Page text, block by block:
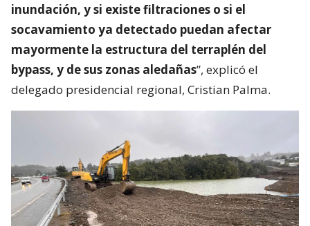
inundación, y si existe filtraciones o si el
socavamiento ya detectado puedan afectar
mayormente la estructura del terraplén del
bypass, y de sus zonas aledañas”, explicó el
delegado presidencial regional, Cristian Palma.